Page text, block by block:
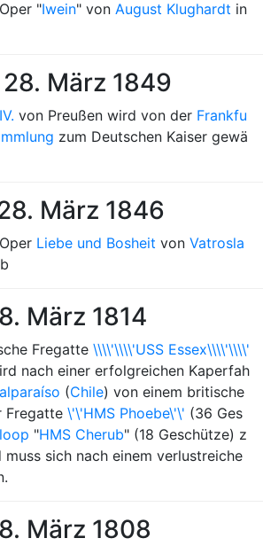
"Iwein" von August Klughardt in
März 1849
von Preußen wird von der Frankfu
zum Deutschen Kaiser gewä
März 1846
Liebe und Bosheit von Vatrosla
März 1814
Fregatte \\\\'\\\\'USS Essex\\\\'\\\\'
nach einer erfolgreichen Kaperfah
(Chile) von einem britische
Fregatte \'\'HMS Phoebe\'\' (36 Ges
"HMS Cherub" (18 Geschütze) z
sich nach einem verlustreiche
März 1808